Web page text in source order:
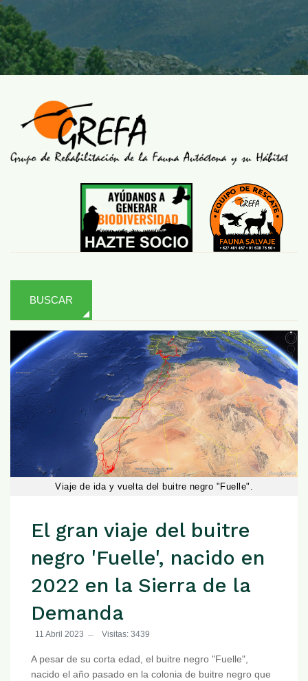
BUSCAR
Viaje de ida y vuelta del buitre negro "Fuelle".
El gran viaje del buitre
negro 'Fuelle', nacido en
2022 en la Sierra de la
Demanda
11 Abril 2023 Visitas: 3439
A pesar de su corta edad, el buitre negro "Fuelle",
nacido el año pasado en la colonia de buitre negro que